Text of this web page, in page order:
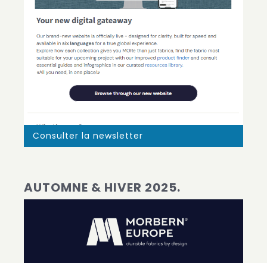
Consulter la newsletter
AUTOMNE & HIVER 2025.